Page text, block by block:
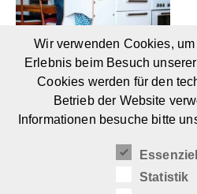
Montessori-Lernturm für
Kinder (ab 1 Jahr)
Wir verwenden Cookies,
Erlebnis beim Besuch
Cookies werden für den
Betrieb der Website
Informationen besuche bitte
Essenziell
Statistik